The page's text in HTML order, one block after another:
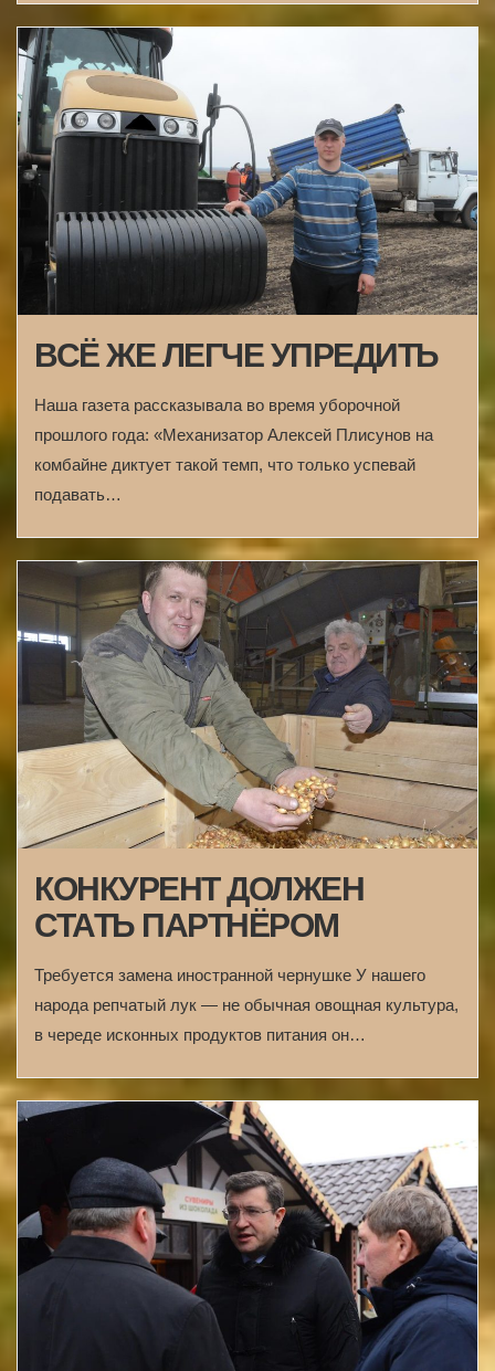
ВСЁ ЖЕ ЛЕГЧЕ УПРЕДИТЬ
Наша газета рассказывала во время уборочной
прошлого года: «Механизатор Алексей Плисунов на
комбайне диктует такой темп, что только успевай
подавать…
КОНКУРЕНТ ДОЛЖЕН
СТАТЬ ПАРТНЁРОМ
Требуется замена иностранной чернушке У нашего
народа репчатый лук — не обычная овощная культура,
в череде исконных продуктов питания он…